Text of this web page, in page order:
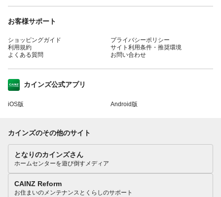
お客様サポート
ショッピングガイド
利用規約
よくある質問
プライバシーポリシー
サイト利用条件・推奨環境
お問い合わせ
カインズ公式アプリ
iOS版 Android版
カインズのその他のサイト
となりのカインズさん
ホームセンターを遊び倒すメディア
CAINZ Reform
お住まいのメンテナンスとくらしのサポート